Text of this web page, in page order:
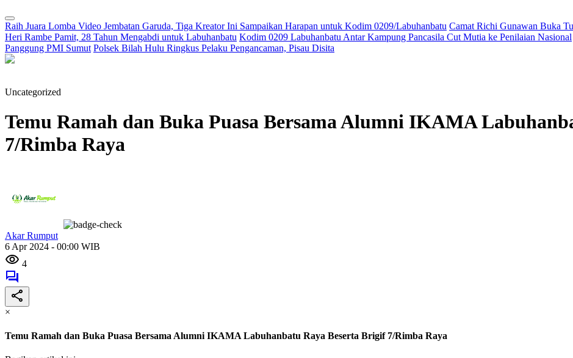
Raih Juara Lomba Video Jembatan Garuda, Tiga Kreator Ini Sampaikan Harapan untuk Kodim 0209/Labuhanbatu Camat Richi Gunawan Buka
Heri Rambe Pamit, 28 Tahun Mengabdi untuk Labuhanbatu Kodim 0209 Labuhanbatu Antar Kampung Pancasila Cut Mutia ke Penilaian Nasional
Panggung PMI Sumut Polsek Bilah Hulu Ringkus Pelaku Pengancaman, Pisau Disita
Uncategorized
Temu Ramah dan Buka Puasa Bersama Alumni IKAMA
7/Rimba Raya
Akar Rumput
6 Apr 2024 - 00:00 WIB
4
×
Temu Ramah dan Buka Puasa Bersama Alumni IKAMA Labuhanbatu Raya Beserta Brigif 7/Rimba Raya